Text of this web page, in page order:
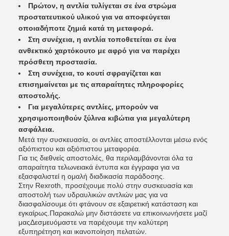
Πρώτον, η αντλία τυλίγεται σε ένα στρώμα
προστατευτικού υλικού για να αποφεύγεται
οποιαδήποτε ζημιά κατά τη μεταφορά.
Στη συνέχεια, η αντλία τοποθετείται σε ένα
ανθεκτικό χαρτόκουτο με αφρό για να παρέχει
πρόσθετη προστασία.
Στη συνέχεια, το κουτί σφραγίζεται και
επισημαίνεται με τις απαραίτητες πληροφορίες
αποστολής.
Για μεγαλύτερες αντλίες, μπορούν να
χρησιμοποιηθούν ξύλινα κιβώτια για μεγαλύτερη
ασφάλεια.
Μετά την συσκευασία, οι αντλίες αποστέλλονται μέσω ενός
αξιόπιστου και αξιόπιστου μεταφορέα.
Για τις διεθνείς αποστολές, θα περιλαμβάνονται όλα τα
απαραίτητα τελωνειακά έντυπα και έγγραφα για να
εξασφαλιστεί η ομαλή διαδικασία παράδοσης.
Στην Rexroth, προσέχουμε πολύ στην συσκευασία και
αποστολή των υδραυλικών αντλιών μας για να
διασφαλίσουμε ότι φτάνουν σε εξαιρετική κατάσταση και
εγκαίρως.Παρακαλώ μην διστάσετε να επικοινωνήσετε μαζί
μαςΔεσμευόμαστε να παρέχουμε την καλύτερη
εξυπηρέτηση και ικανοποίηση πελατών.